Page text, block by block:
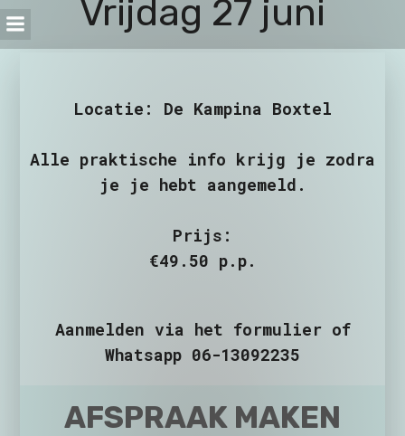
Vrijdag 27 juni
Locatie: De Kampina Boxtel
Alle praktische info krijg je zodra
je je hebt aangemeld.
Prijs:
€49.50 p.p.
Aanmelden via het formulier of
Whatsapp 06-13092235
AFSPRAAK MAKEN